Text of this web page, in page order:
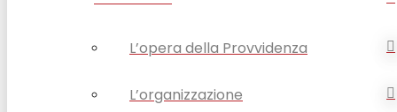
L’opera della Provvidenza
L’organizzazione